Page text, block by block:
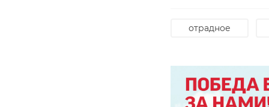
отрадное
Фото: https://
госизмена
приозерский